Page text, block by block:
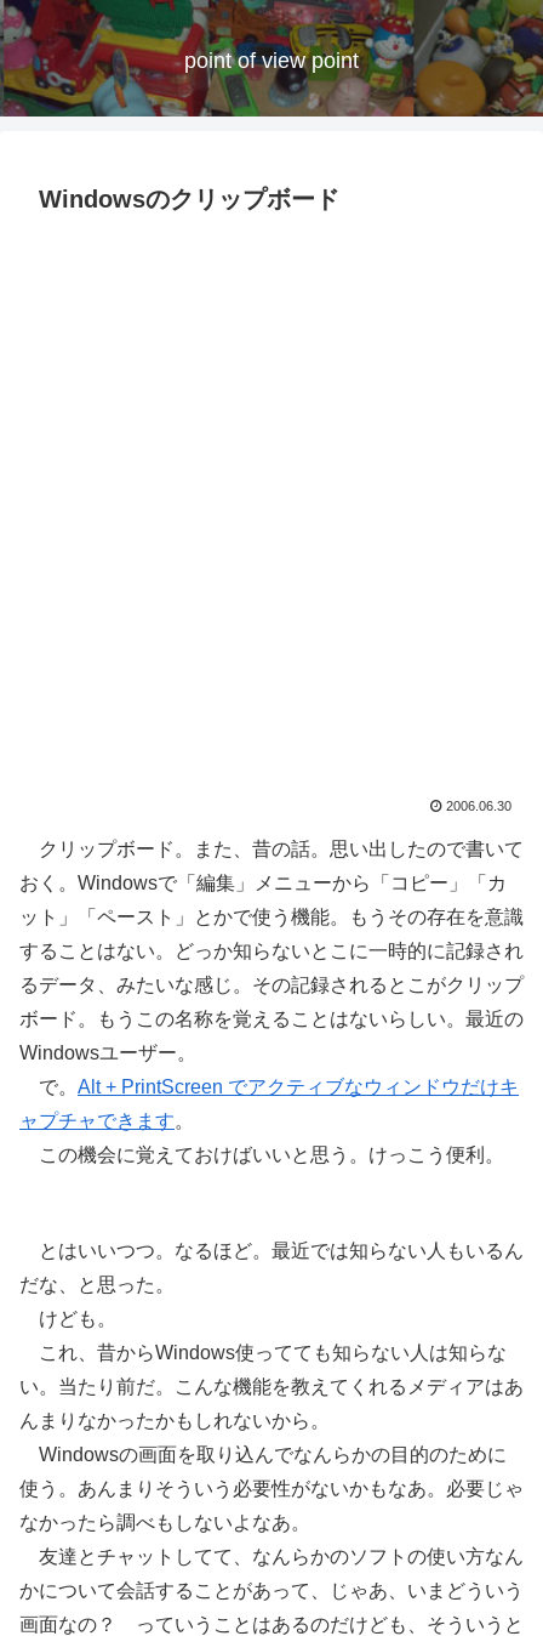
point of view point
Windowsのクリップボード
2006.06.30
クリップボード。また、昔の話。思い出したので書いて
おく。Windowsで「編集」メニューから「コピー」「カ
ット」「ペースト」とかで使う機能。もうその存在を意識
することはない。どっか知らないとこに一時的に記録され
るデータ、みたいな感じ。その記録されるとこがクリップ
ボード。もうこの名称を覚えることはないらしい。最近の
Windowsユーザー。
で。 Alt + PrintScreen でアクティブなウィンドウだけキ
ャプチャできます。
この機会に覚えておけばいいと思う。けっこう便利。
とはいいつつ。なるほど。最近では知らない人もいるん
だな、と思った。
けども。
これ、昔からWindows使ってても知らない人は知らな
い。当たり前だ。こんな機能を教えてくれるメディアはあ
んまりなかったかもしれないから。
Windowsの画面を取り込んでなんらかの目的のために
使う。あんまりそういう必要性がないかもなあ。必要じゃ
なかったら調べもしないよなあ。
友達とチャットしてて、なんらかのソフトの使い方なん
かについて会話することがあって、じゃあ、いまどういう
画面なの？ っていうことはあるのだけども、そういうと